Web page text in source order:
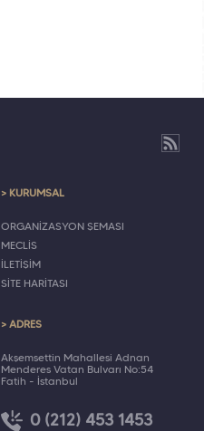
> KURUMSAL
ORGANİZASYON ŞEMASI
MECLİS
İLETİŞİM
SİTE HARİTASI
> ADRES
Akşemsettin Mahallesi Adnan
Menderes Vatan Bulvarı No:54
Fatih - İstanbul
0 (212) 453 1453